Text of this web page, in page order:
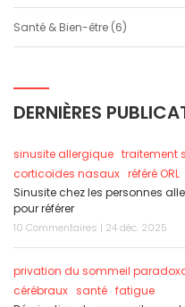
Santé & Bien-être (6)
DERNIÈRES
sinusite allergique traitement
corticoïdes nasaux référé ORL
Sinusite chez les personnes
pour référer
10 Commentaires | 24 déc. 2025
privation du sommeil
cérébraux santé fatigue